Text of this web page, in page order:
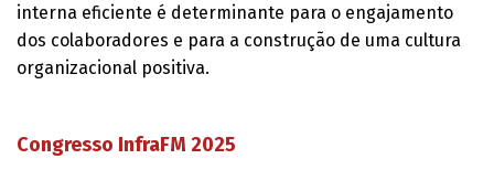
interna eficiente é determinante para o engajamento
dos colaboradores e para a construção de uma cultura
organizacional positiva.
Congresso InfraFM 2025